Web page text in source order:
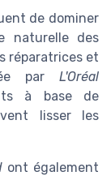
de dominer
naturelle des
réparatrices et
par L'Oréal
à base de
lisser les
ont également